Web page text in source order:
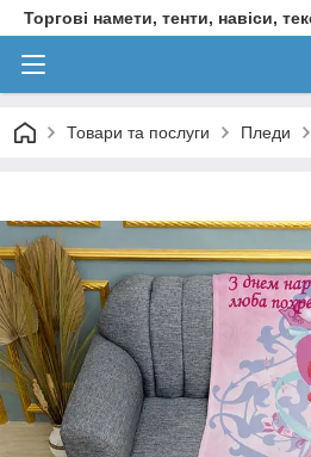
Торгові намети, тенти, навіси,
Товари та послуги Пледи